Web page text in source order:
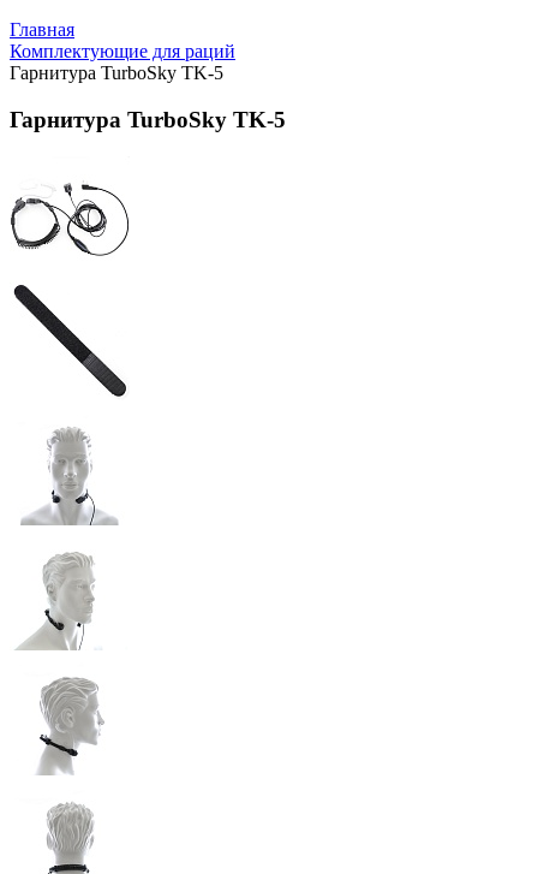
Главная
Комплектующие для раций
Гарнитура TurboSky TK-5
Гарнитура TurboSky TK-5